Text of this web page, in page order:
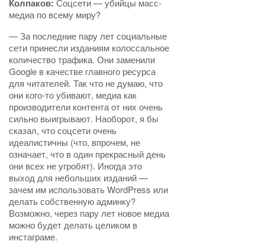
Колпаков: Соцсети — убийцы масс-
медиа по всему миру?
— За последние пару лет социальные
сети принесли изданиям колоссальное
количество трафика. Они заменили
Google в качестве главного ресурса
для читателей. Так что не думаю, что
они кого-то убивают, медиа как
производители контента от них очень
сильно выигрывают. Наоборот, я бы
сказал, что соцсети очень
идеалистичны (что, впрочем, не
означает, что в один прекрасный день
они всех не угробят). Иногда это
выход для небольших изданий —
зачем им использовать WordPress или
делать собственную админку?
Возможно, через пару лет новое медиа
можно будет делать целиком в
инстаграме.